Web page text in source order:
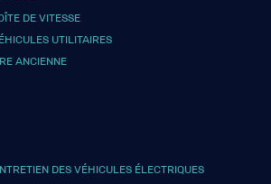
DE VITESSE
UTILITAIRES
ANCIENNE
DES VÉHICULES ÉLECTRIQUES